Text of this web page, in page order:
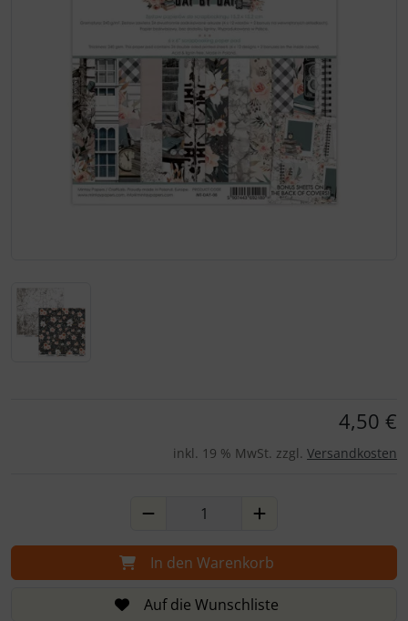
4,50 €
inkl. 19 % MwSt. zzgl. Versandkosten
In den Warenkorb
Auf die Wunschliste